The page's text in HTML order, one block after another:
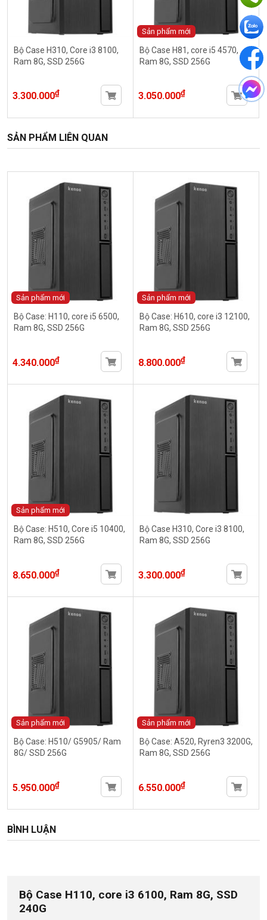
Bộ Case H310, Core i3 8100,
Ram 8G, SSD 256G
3.300.000₫
Sản phẩm mới
Bộ Case H81, core i5 4570,
Ram 8G, SSD 256G
3.050.000₫
SẢN PHẨM LIÊN QUAN
Sản phẩm mới
Bộ Case: H110, core i5 6500,
Ram 8G, SSD 256G
4.340.000₫
Sản phẩm mới
Bộ Case: H610, core i3 12100,
Ram 8G, SSD 256G
8.800.000₫
Sản phẩm mới
Bộ Case: H510, Core i5 10400,
Ram 8G, SSD 256G
8.650.000₫
Bộ Case H310, Core i3 8100,
Ram 8G, SSD 256G
3.300.000₫
Sản phẩm mới
Bộ Case: H510/ G5905/ Ram
8G/ SSD 256G
5.950.000₫
Sản phẩm mới
Bộ Case: A520, Ryren3 3200G,
Ram 8G, SSD 256G
6.550.000₫
BÌNH LUẬN
Bộ Case H110, core i3 6100, Ram 8G, SSD
240G